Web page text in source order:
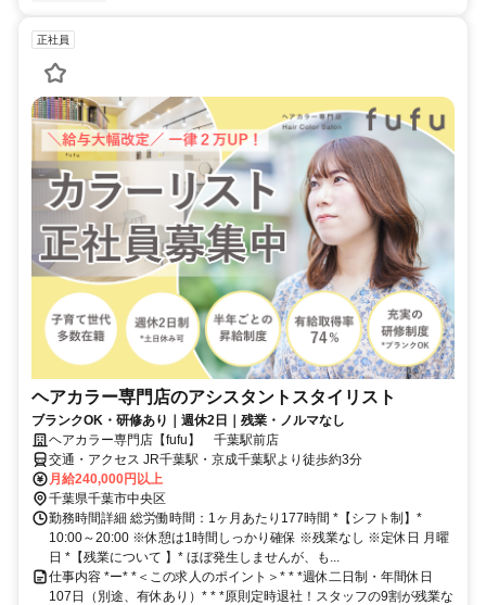
正社員
ヘアカラー専門店のアシスタントスタイリスト
ブランクOK・研修あり｜週休2日｜残業・ノルマなし
ヘアカラー専門店【fufu】 千葉駅前店
交通・アクセス JR千葉駅・京成千葉駅より徒歩約3分
月給240,000円以上
千葉県千葉市中央区
勤務時間詳細 総労働時間：1ヶ月あたり177時間 *【シフト制】*
10:00～20:00 ※休憩は1時間しっかり確保 ※残業なし ※定休日 月曜
日 *【残業について 】* ほぼ発生しませんが、も...
仕事内容 *ー* *＜この求人のポイント＞* * *週休二日制・年間休日
107日（別途、有休あり）* * *原則定時退社！スタッフの9割が残業な